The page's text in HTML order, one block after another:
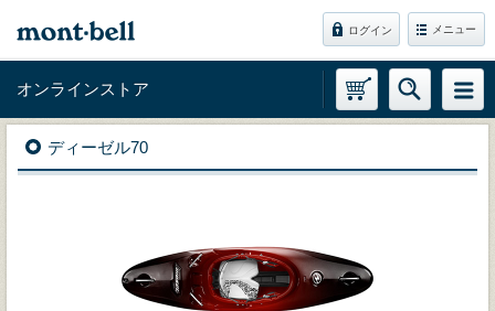
ログイン メニュー
オンラインストア
ディーゼル70